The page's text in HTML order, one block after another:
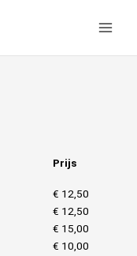
Prijs
€ 12,50
€ 12,50
€ 15,00
€ 10,00